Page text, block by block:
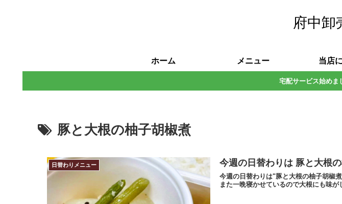
府中卸
ホーム メニュー 当店
宅配サービス始めま
豚と大根の柚子胡椒煮
日替わりメニュー 今週の日替わりは 豚と大根
今週の日替わりは"豚と大根の柚子胡椒
また一晩寝かせているので大根にも味